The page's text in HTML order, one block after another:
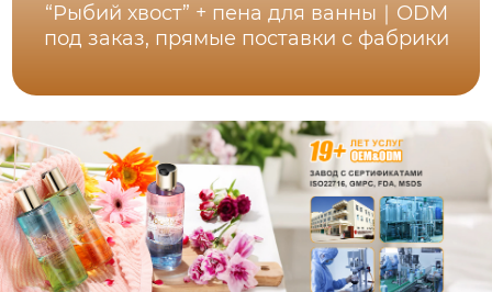
“Рыбий хвост” + пена для ванны｜ODM
под заказ, прямые поставки с фабрики